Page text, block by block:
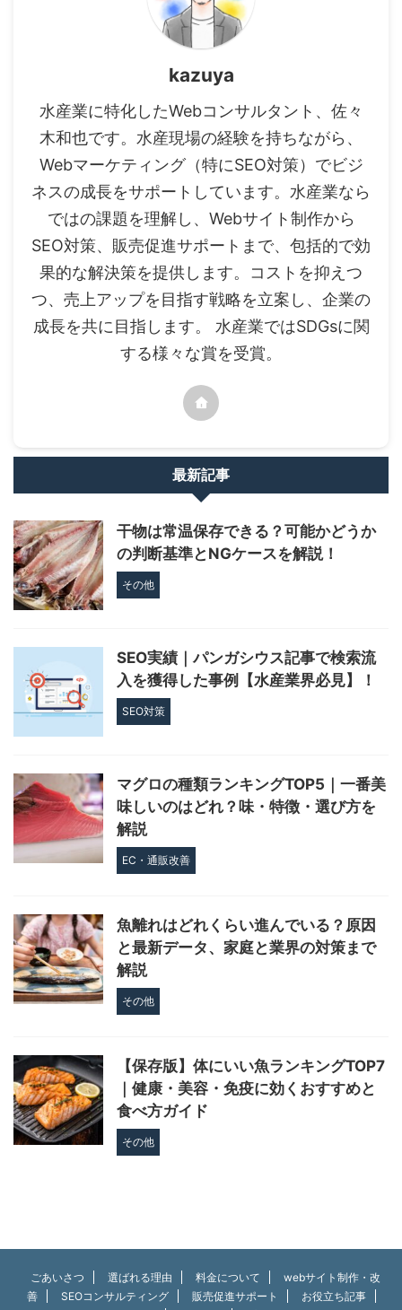
kazuya
水産業に特化したWebコンサルタント、佐々
木和也です。水産現場の経験を持ちながら、
Webマーケティング（特にSEO対策）でビジ
ネスの成長をサポートしています。水産業なら
ではの課題を理解し、Webサイト制作から
SEO対策、販売促進サポートまで、包括的で効
果的な解決策を提供します。コストを抑えつ
つ、売上アップを目指す戦略を立案し、企業の
成長を共に目指します。 水産業ではSDGsに関
する様々な賞を受賞。
最新記事
干物は常温保存できる？可能かどうか
の判断基準とNGケースを解説！
その他
SEO実績｜パンガシウス記事で検索流
入を獲得した事例【水産業界必見】！
SEO対策
マグロの種類ランキングTOP5｜一番美
味しいのはどれ？味・特徴・選び方を
解説
EC・通販改善
魚離れはどれくらい進んでいる？原因
と最新データ、家庭と業界の対策まで
解説
その他
【保存版】体にいい魚ランキングTOP7
｜健康・美容・免疫に効くおすすめと
食べ方ガイド
その他
ごあいさつ 選ばれる理由 料金について
webサイト制作・改
善
SEOコンサルティング 販売促進サポート
お役立ち記事